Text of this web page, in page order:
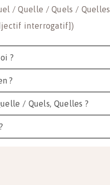
/ Quelle / Quels / Quelles
interrogatif])
?
?
/ Quels, Quelles ?